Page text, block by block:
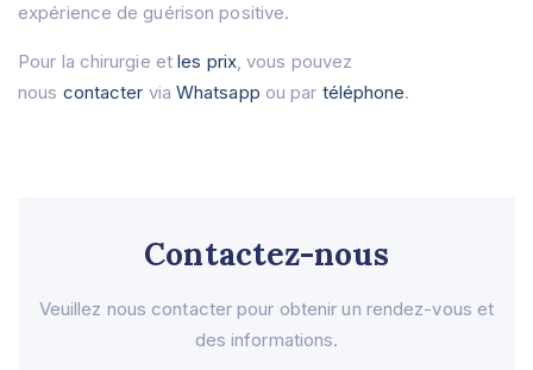
expérience de guérison positive.
Pour la chirurgie etles prix, vous pouvez
nous contacter via Whatsapp ou par téléphone.
Contactez-nous
Veuillez nous contacter pour obtenir un rendez-vous et
des informations.